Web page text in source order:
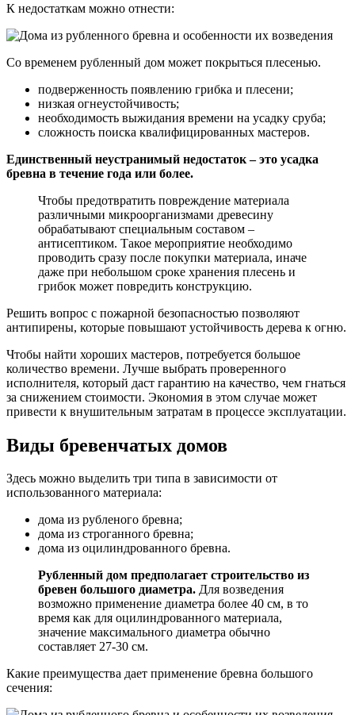
К недостаткам можно отнести:
Со временем рубленный дом может покрыться плесенью.
подверженность появлению грибка и плесени;
низкая огнеустойчивость;
необходимость выжидания времени на усадку сруба;
сложность поиска квалифицированных мастеров.
Единственный неустранимый недостаток – это усадка
бревна в течение года или более.
Чтобы предотвратить повреждение материала
различными микроорганизмами древесину
обрабатывают специальным составом –
антисептиком. Такое мероприятие необходимо
проводить сразу после покупки материала, иначе
даже при небольшом сроке хранения плесень и
грибок может повредить конструкцию.
Решить вопрос с пожарной безопасностью позволяют
антипирены, которые повышают устойчивость дерева к огню.
Чтобы найти хороших мастеров, потребуется большое
количество времени. Лучше выбрать проверенного
исполнителя, который даст гарантию на качество, чем гнаться
за снижением стоимости. Экономия в этом случае может
привести к внушительным затратам в процессе эксплуатации.
Виды бревенчатых домов
Здесь можно выделить три типа в зависимости от
использованного материала:
дома из рубленого бревна;
дома из строганного бревна;
дома из оцилиндрованного бревна.
Рубленный дом предполагает строительство из
бревен большого диаметра. Для возведения
возможно применение диаметра более 40 см, в то
время как для оцилиндрованного материала,
значение максимального диаметра обычно
составляет 27-30 см.
Какие преимущества дает применение бревна большого
сечения: